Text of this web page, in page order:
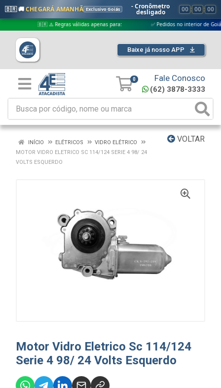
🇧🇷 🚚CHEGARÁ AMANHÃ Exclusivo Goiás - Cronômetro
desligado 00 : 00 : 00
🇧🇷 ⚠️ Regras válidas apenas para: ✅ Pedidos no interior de Goiás
Baixe já nosso APP
0 Fale Conosco
(62) 3878-3333
VOLTAR
INÍCIO ELÉTRICOS
VIDRO ELÉTRICO
MOTOR VIDRO ELETRICO SC 114/124 SERIE 4 98/ 24
VOLTS ESQUERDO
Motor Vidro Eletrico Sc 114/124
Serie 4 98/ 24 Volts Esquerdo